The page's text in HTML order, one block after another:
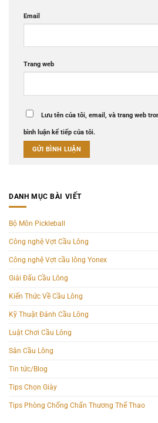
Email
Trang web
Lưu tên của tôi, email, và trang web
bình luận kế tiếp của tôi.
DANH MỤC BÀI VIẾT
Bộ Môn Pickleball
Công nghệ Vợt Cầu Lông
Công nghệ Vợt cầu lông Yonex
Giải Đấu Cầu Lông
Kiến Thức Về Cầu Lông
Kỹ Thuật Đánh Cầu Lông
Luật Chơi Cầu Lông
Sân Cầu Lông
Tin tức/Blog
Tips Chọn Giày
Tips Phòng Chống Chấn Thương Thể Thao